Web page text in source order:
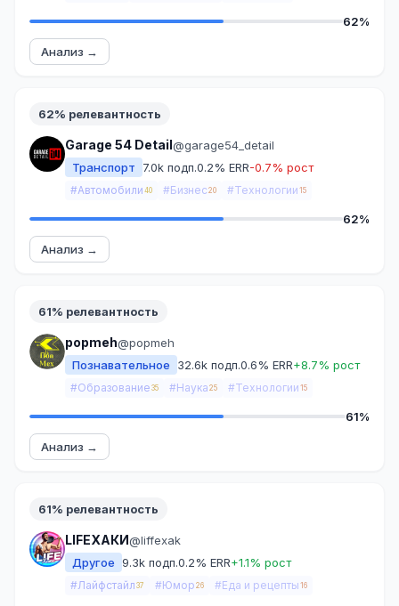
62%
Анализ →
62% релевантность
Garage 54 Detail@garage54_detail
Транспорт
7.0k подп.0.2% ERR-0.7% рост
#Автомобили 40 #Бизнес 20 #Технологии 15
62%
Анализ →
61% релевантность
popmeh@popmeh
Познавательное
32.6k подп.0.6% ERR+8.7% рост
#Образование 35 #Наука 25 #Технологии 15
61%
Анализ →
61% релевантность
LIFEХАКИ@liffexak
Другое 9.3k подп.0.2% ERR+1.1% рост
#Лайфстайл 37 #Юмор 26 #Еда и рецепты 16